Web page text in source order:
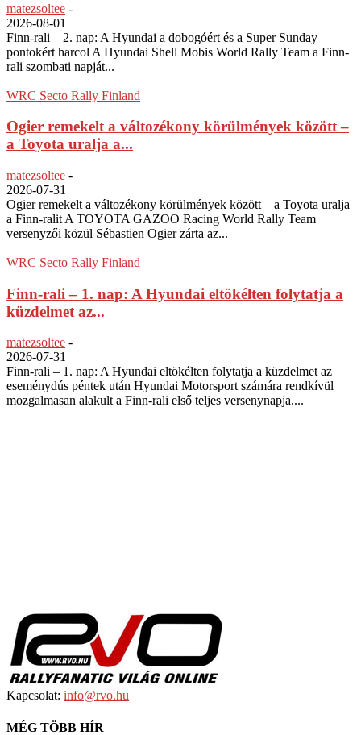
matezsoltee -
2026-08-01
Finn-rali – 2. nap: A Hyundai a dobogóért és a Super Sunday
pontokért harcol A Hyundai Shell Mobis World Rally Team a Finn-
rali szombati napját...
WRC Secto Rally Finland
Ogier remekelt a változékony körülmények között –
a Toyota uralja a...
matezsoltee -
2026-07-31
Ogier remekelt a változékony körülmények között – a Toyota uralja
a Finn-ralit A TOYOTA GAZOO Racing World Rally Team
versenyzői közül Sébastien Ogier zárta az...
WRC Secto Rally Finland
Finn-rali – 1. nap: A Hyundai eltökélten folytatja a
küzdelmet az...
matezsoltee -
2026-07-31
Finn-rali – 1. nap: A Hyundai eltökélten folytatja a küzdelmet az
eseménydús péntek után Hyundai Motorsport számára rendkívül
mozgalmasan alakult a Finn-rali első teljes versenynapja....
Kapcsolat: info@rvo.hu
MÉG TÖBB HÍR